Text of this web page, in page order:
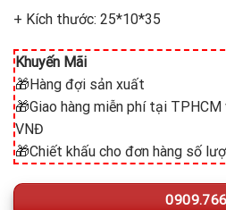
+ Kích thước: 25*10*35
Khuyến Mãi
🎁Hàng đợi sản xuất
🎁Giao hàng miễn phí tại
VNĐ
🎁Chiết khấu cho đơn hàng số